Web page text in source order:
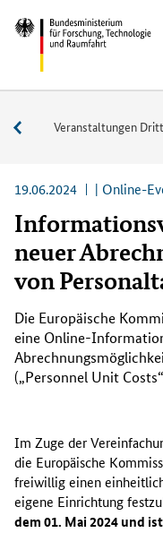
Direkt
zum
Inhalt
(Eingabetaste)
Direkt
zum
Hauptmenu
(Eingabetaste)
Direkt
zur
Suche
(Eingabetaste)
Direkt
zur
Fußleiste
(Enter)
Bundesministerium
und
Veranstaltungen
Veranstaltungen
19.06.2024 | Online-
neuer
von
Die Europäische
eine Online-
(„Personnel Unit Costs
Im Zuge der
die Europäische
freiwillig einen
eigene Einrichtung
dem 01. Mai 2024 und